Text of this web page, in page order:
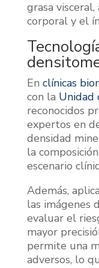
grasa visceral,
corporal y el
En clínicas
con la Unidad
reconocidos
expertos en
densidad
la
escenario
Además,
las imágenes
evaluar el
mayor
permite una
adversos, lo